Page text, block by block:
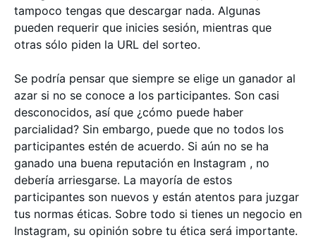
tampoco tengas que descargar nada. Algunas
pueden requerir que inicies sesión, mientras que
otras sólo piden la URL del sorteo.
Se podría pensar que siempre se elige un ganador al
azar si no se conoce a los participantes. Son casi
desconocidos, así que ¿cómo puede haber
parcialidad? Sin embargo, puede que no todos los
participantes estén de acuerdo. Si aún no se ha
ganado una buena reputación en Instagram , no
debería arriesgarse. La mayoría de estos
participantes son nuevos y están atentos para juzgar
tus normas éticas. Sobre todo si tienes un negocio en
Instagram, su opinión sobre tu ética será importante.